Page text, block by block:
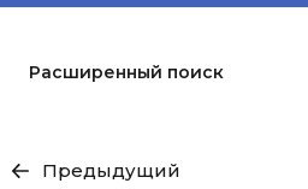
Расширенный поиск
Предыдущий